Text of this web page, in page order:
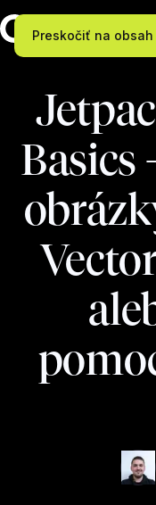
Preskočiť na obsah
Basics